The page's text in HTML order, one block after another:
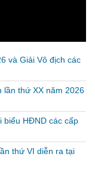
và Giải Vô địch các
lần thứ XX năm 2026
biểu HĐND các cấp
thứ VI diễn ra tại